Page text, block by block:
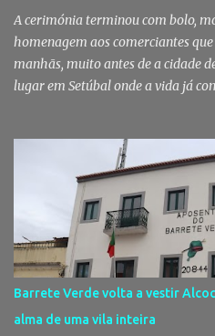
utentes do Centro de Acolhimento
Segundo a ...
A cerimónia terminou com bolo,
homenagem aos comerciantes
manhãs, muito antes de a cidade
lugar em Setúbal onde a vida já
fruta, das ervas e do pão acabado
rotina se repete no Mercado do
continua a ser muito mais do que
símbolos da identidade
no último dia de Julho Foi
americana USA Today um dos
mundo. Mas, para os
muito mais do que qualquer
Livramento assinalou, no dia 31 de
Barrete Verde volta a vestir
alma de uma vila inteira